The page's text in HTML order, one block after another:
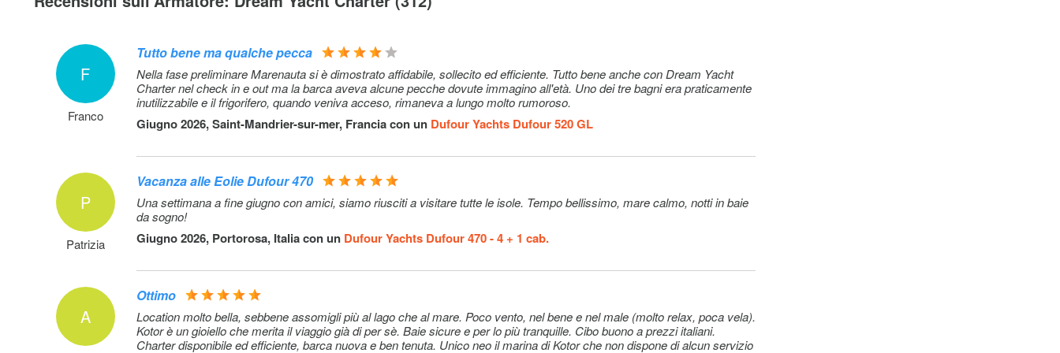
Hostess/cuoca: + provisioning, Crew on board must have their
own toilets/ showers. If either a skipper or a hostess/cook is on
board, 1 double cabin will be required for him/her. If both a skipper
and a hostess/cook are on board, 1 double cabin and 1 forepeak
cabin will be required for them. Exceptions exists for specific
boat models // In Italy, law requires clients to pay hostess directly
with a contract established between both parties
Damage waiver: Damage waiver limits your liability to the reduced
Security Deposit . Mandatory when skipper is added. Price is per
night of the charter ( minimum value of 7 nights & a maximum
Regattas/Races. (pagamento anticipato)
Opzionale 50€ (per notte)
Pensione completa per 7-12 persone (il numero degli ospiti deve
essere aggiornato manualmente): disponibile solo se il cuoco è
prenotato a bordo poiché il cuoco farà il rifornimento in base alle
guest/day)
F
Franco
Tutto bene ma qualche pecca
Nella fase preliminare Marenauta si è dimostrato affidabile, sollecito ed efficiente. Tutto bene anche con Dream Yacht
Charter nel check in e out ma la barca aveva alcune pecche dovute immagino all'età. Uno dei tre bagni era praticamente
inutilizzabile e il frigorifero, quando veniva acceso, rimaneva a lungo molto rumoroso.
Giugno 2026, Saint-Mandrier-sur-mer, Francia con un Dufour Yachts Dufour 520 GL
P
Patrizia
Vacanza alle Eolie Dufour 470
Una settimana a fine giugno con amici, siamo riusciti a visitare tutte le isole. Tempo bellissimo, mare calmo, notti in baie
da sogno!
Giugno 2026, Portorosa, Italia con un Dufour Yachts Dufour 470 - 4 + 1 cab.
A
Ottimo
Location molto bella, sebbene assomigli più al lago che al mare. Poco vento, nel bene e nel male (molto relax, poca vela).
Kotor è un gioiello che merita il viaggio già di per sè. Baie sicure e per lo più tranquille. Cibo buono a prezzi italiani.
Charter disponibile ed efficiente, barca nuova e ben tenuta. Unico neo il marina di Kotor che non dispone di alcun servizio